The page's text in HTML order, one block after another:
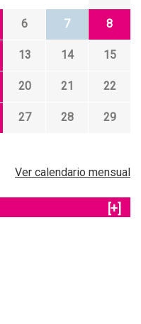
6 7 8
13 14 15
20 21 22
27 28 29
Ver calendario mensual
[+]